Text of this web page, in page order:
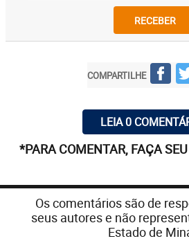
RECEBER
COMPARTILHE
LEIA 0
*PARA COMENTAR, FAÇA SEU
Os comentários são de
seus autores e não
Estado de